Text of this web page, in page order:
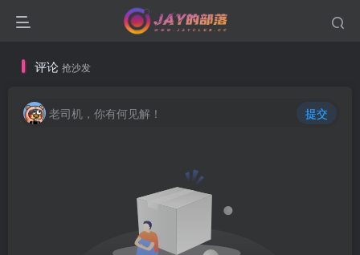
评论 抢沙发
老司机，你有何见解！ 提交